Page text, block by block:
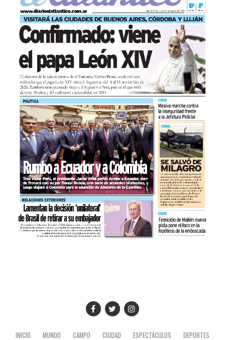
INICIO MUNDO CAMPO CIUDAD ESPECTÁCULOS DEPORTES